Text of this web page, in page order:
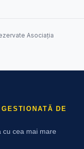
Asociația
DE
cu cea mai mare